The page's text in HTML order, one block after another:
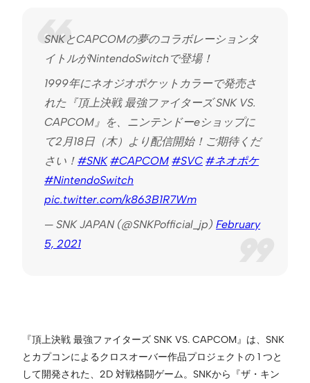
SNKとCAPCOMの夢のコラボレーションタ
イトルがNintendoSwitchで登場！
1999年にネオジオポケットカラーで発売さ
れた『頂上決戦 最強ファイターズ SNK VS.
CAPCOM』を、ニンテンドーeショップに
て2月18日（木）より配信開始！ご期待くだ
さい！ #SNK #CAPCOM #SVC #ネオポケ
#NintendoSwitch
pic.twitter.com/k863B1R7Wm
— SNK JAPAN (@SNKPofficial_jp) February
5, 2021
『頂上決戦 最強ファイターズ SNK VS. CAPCOM』は、SNK
とカプコンによるクロスオーバー作品プロジェクトの 1 つと
して開発された、2D 対戦格闘ゲーム。SNKから『ザ・キン